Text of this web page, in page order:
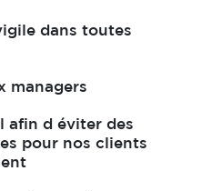
dans toutes
managers
afin d éviter des
pour nos clients